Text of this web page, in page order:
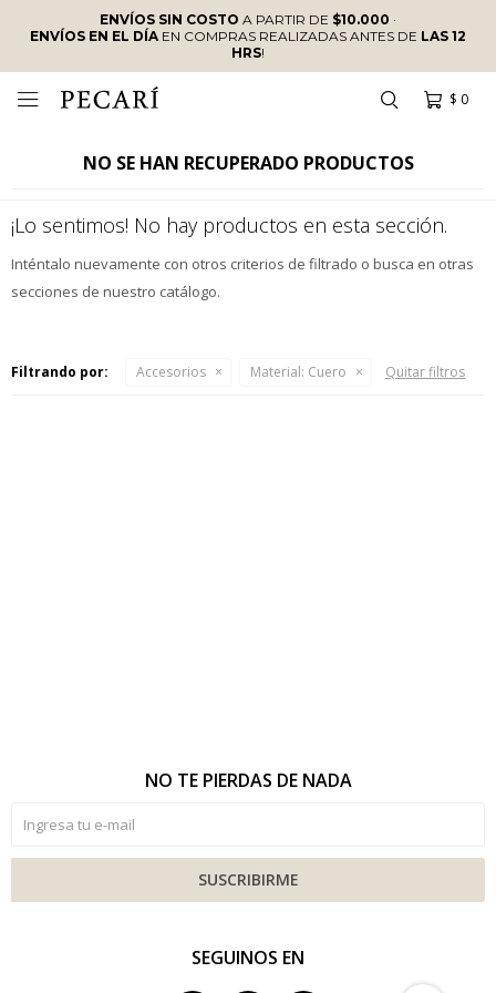
ENVÍOS SIN COSTO A PARTIR DE $10.000 ·
ENVÍOS EN EL DÍAEN COMPRAS REALIZADAS ANTES DE LAS 12
HRS!
$ 0

NO SE HAN RECUPERADO PRODUCTOS
¡Lo sentimos! No hay productos en esta sección.
Inténtalo nuevamente con otros criterios de filtrado o busca en otras
secciones de nuestro catálogo.
Filtrando por: Accesorios Material: Cuero Quitar filtros
SEGUINOS EN
NO TE PIERDAS DE NADA
SUSCRIBIRME